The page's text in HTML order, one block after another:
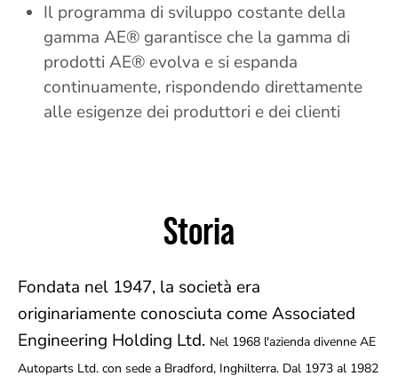
Il programma di sviluppo costante della
gamma AE® garantisce che la gamma di
prodotti AE® evolva e si espanda
continuamente, rispondendo direttamente
alle esigenze dei produttori e dei clienti
Storia
Fondata nel 1947, la società era
originariamente conosciuta come Associated
Engineering Holding Ltd. Nel 1968 l'azienda divenne AE
Autoparts Ltd. con sede a Bradford, Inghilterra. Dal 1973 al 1982